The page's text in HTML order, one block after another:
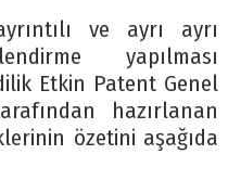
ve ayrı ayrı
yapılması
Etkin Patent Genel
hazırlanan
özetini aşağıda